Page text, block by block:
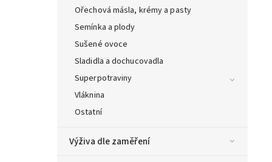
Ořechová másla, krémy a pasty
Semínka a plody
Sušené ovoce
Sladidla a dochucovadla
Superpotraviny
Vláknina
Ostatní
Výživa dle zaměření